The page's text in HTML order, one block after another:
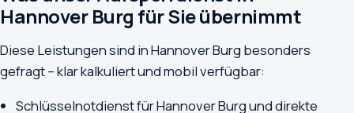
Hannover Burg für Sie übernimmt
Diese Leistungen sind in Hannover Burg besonders
gefragt – klar kalkuliert und mobil verfügbar:
Schlüsselnotdienst für Hannover Burg und direkte